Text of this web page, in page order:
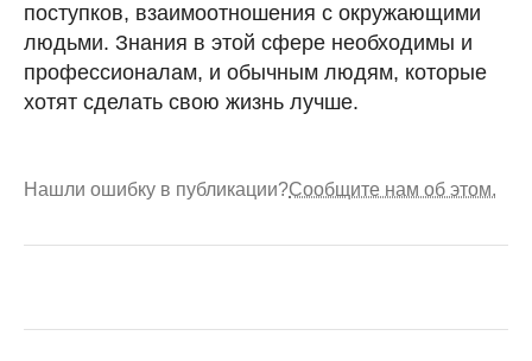
поступков, взаимоотношения с окружающими
людьми. Знания в этой сфере необходимы и
профессионалам, и обычным людям, которые
хотят сделать свою жизнь лучше.
Нашли ошибку в публикации?Сообщите нам об этом.